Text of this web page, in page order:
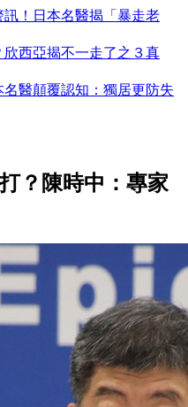
！日本名醫揭「暴走老
西亞揭不一走了之３真
醫顛覆認知：獨居更防失
？陳時中：專家